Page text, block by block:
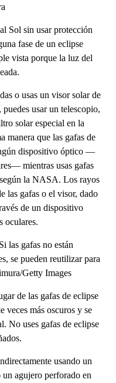
Sol sin usar protección
fase de un eclipse
vista porque la luz del
o usas un visor solar de
usar un telescopio,
solar especial en la
manera que las gafas de
dispositivo óptico —
mientras usas gafas
la NASA. Los rayos
las gafas o el visor, dado
de un dispositivo
oculares.
las gafas no están
se pueden reutilizar para
Getty Images
de las gafas de eclipse
veces más oscuros y se
No uses gafas de eclipse
usando un
agujero perforado en